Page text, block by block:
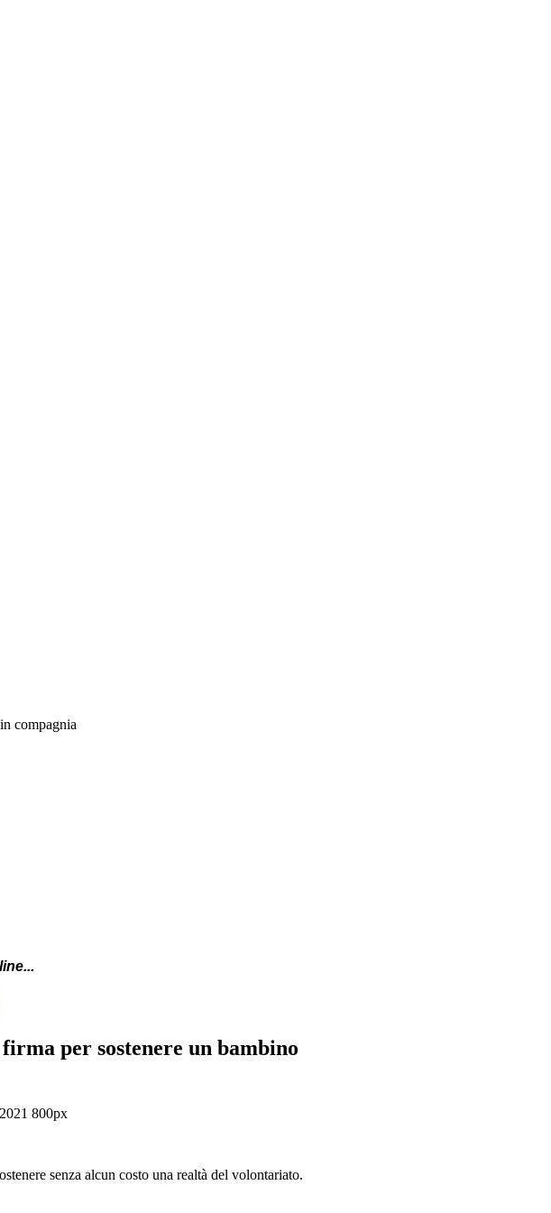
compagnia
per sostenere un bambino
senza alcun costo una realtà del volontariato.